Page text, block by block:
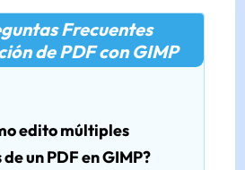
Frecuentes
de PDF con GIMP
edito múltiples
un PDF en GIMP?